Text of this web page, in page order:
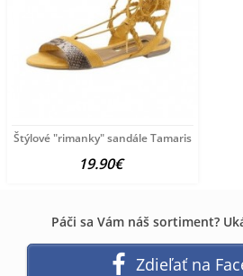
Štýlové "rimanky" sandále Tamaris
19.90€
Páči sa Vám náš sortiment?
Zdieľať na